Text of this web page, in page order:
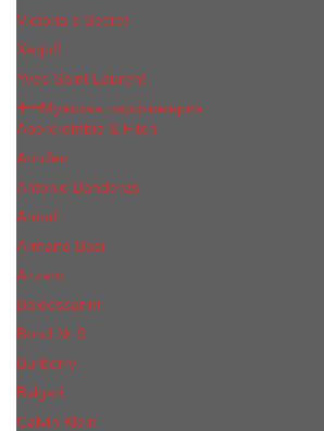
Victoria s Secret
Xerjoff
Yves Saint Laurent
Мужская парфюмерия
Abercrombie & Fitch
Annifen
Antonio Banderas
Armaf
Armand Basi
Azzaro
Baldessarini
Bond № 9
Burberry
Bvlgari
Calvin Klein